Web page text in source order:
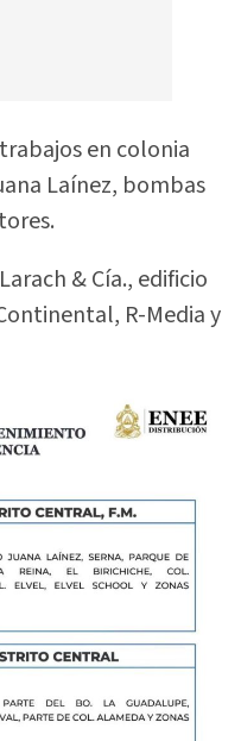
en colonia
Laínez, bombas
& Cía., edificio
R-Media y